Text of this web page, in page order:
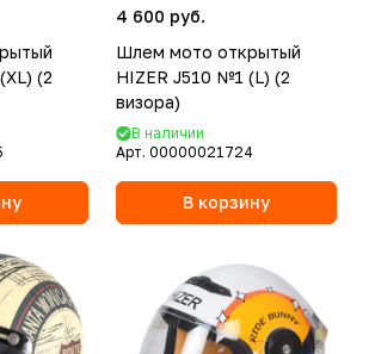
(2
4 600 руб.
Шлем мото открытый
HIZER J510 №1 (L) (2
визора)
В наличии
Арт. 00000021724
В корзину